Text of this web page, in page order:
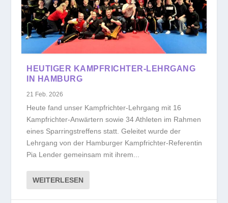
HEUTIGER KAMPFRICHTER-LEHRGANG
IN HAMBURG
21 Feb. 2026
Heute fand unser Kampfrichter-Lehrgang mit 16
Kampfrichter-Anwärtern sowie 34 Athleten im Rahmen
eines Sparringstreffens statt. Geleitet wurde der
Lehrgang von der Hamburger Kampfrichter-Referentin
Pia Lender gemeinsam mit ihrem...
WEITERLESEN